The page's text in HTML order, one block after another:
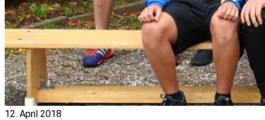
12. April 2018